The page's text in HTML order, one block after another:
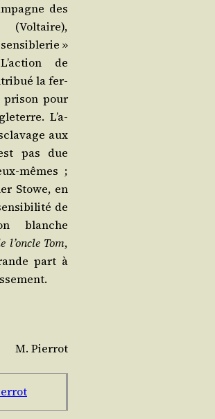
des
(Vol­taire),
»
de
la fer­
pour
L’a­
aux
pas due
mêmes ;
Stowe, en
de
blanche
l’oncle Tom,
part à
M. Pier­rot